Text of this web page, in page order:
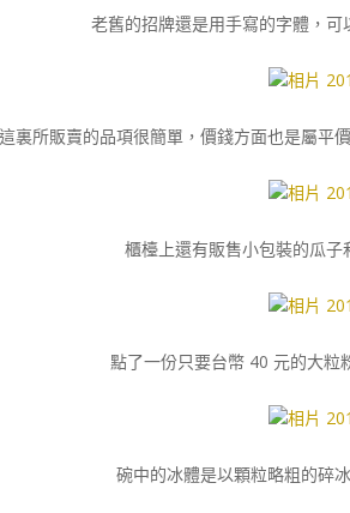
老舊的招牌還是用手寫的字體，可
這裏所販賣的品項很簡單，價錢方面也是屬平
櫃檯上還有販售小包裝的瓜子
點了一份只要台幣 40 元的大粒
碗中的冰體是以顆粒略粗的碎